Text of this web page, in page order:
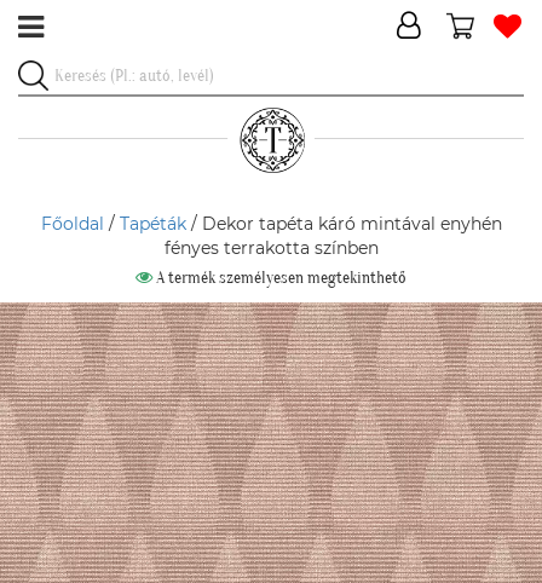
Főoldal / Tapéták/ Dekor tapéta káró mintával enyhén
fényes terrakotta színben
A termék személyesen megtekinthető